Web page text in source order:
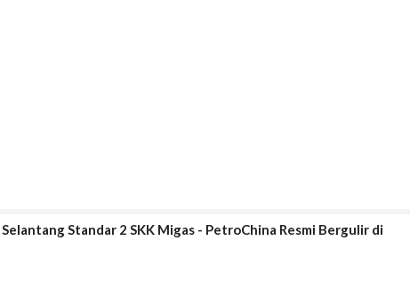
Standar 2 SKK Migas - PetroChina Resmi Bergulir di